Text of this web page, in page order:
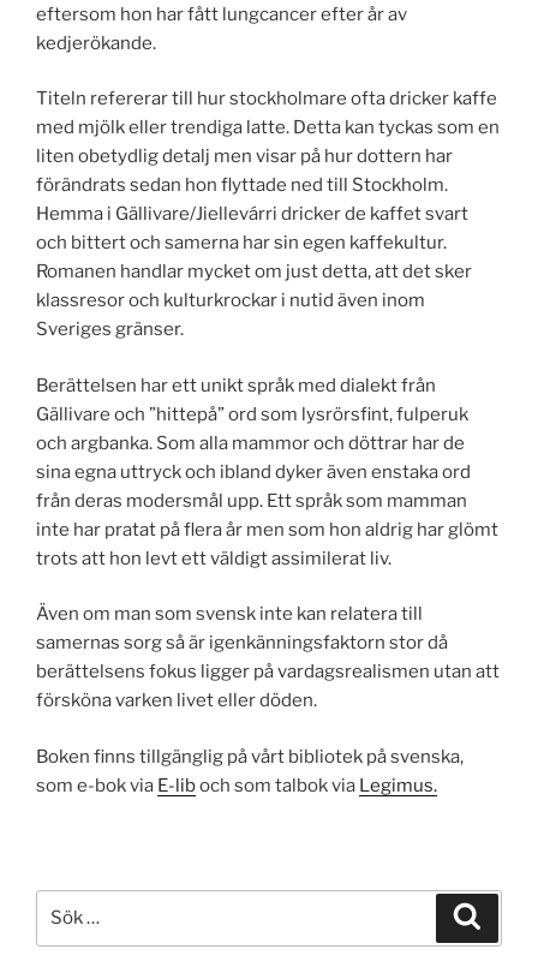
eftersom hon har fått lungcancer efter år av
kedjerökande.
Titeln refererar till hur stockholmare ofta dricker kaffe
med mjölk eller trendiga latte. Detta kan tyckas som en
liten obetydlig detalj men visar på hur dottern har
förändrats sedan hon flyttade ned till Stockholm.
Hemma i Gällivare/Jiellevárri dricker de kaffet svart
och bittert och samerna har sin egen kaffekultur.
Romanen handlar mycket om just detta, att det sker
klassresor och kulturkrockar i nutid även inom
Sveriges gränser.
Berättelsen har ett unikt språk med dialekt från
Gällivare och ”hittepå” ord som lysrörsfint, fulperuk
och argbanka. Som alla mammor och döttrar har de
sina egna uttryck och ibland dyker även enstaka ord
från deras modersmål upp. Ett språk som mamman
inte har pratat på flera år men som hon aldrig har glömt
trots att hon levt ett väldigt assimilerat liv.
Även om man som svensk inte kan relatera till
samernas sorg så är igenkänningsfaktorn stor då
berättelsens fokus ligger på vardagsrealismen utan att
försköna varken livet eller döden.
Boken finns tillgänglig på vårt bibliotek på svenska,
som e-bok via E-liboch som talbok via Legimus.
efter: